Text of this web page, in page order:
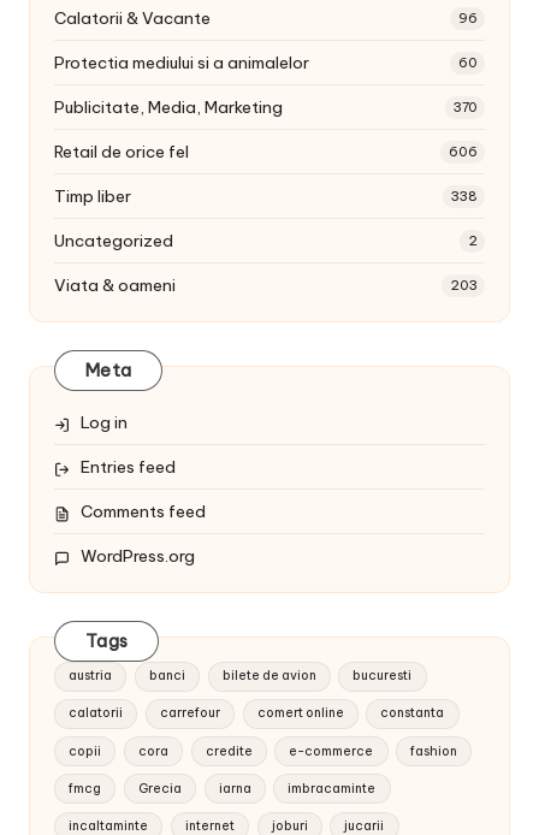
Calatorii & Vacante 96
Protectia mediului si a animalelor 60
Publicitate, Media, Marketing 370
Retail de orice fel 606
Timp liber 338
Uncategorized 2
Viata & oameni 203
Meta
Log in
Entries feed
Comments feed
WordPress.org
Tags
austria banci bilete de avion bucuresti
calatorii carrefour comert online constanta
copii cora credite e-commerce fashion
fmcg Grecia iarna imbracaminte
incaltaminte internet joburi jucarii